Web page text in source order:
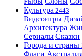
Культура 2443
Видеоигры
Архитектура
Сериалы Сказки
Города и страны
Флаги Австралия